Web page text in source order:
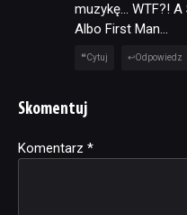
muzykę… WTF?! A
Albo First Man…
Cytuj Odpowiedz
Skomentuj
Komentarz *
Alternative: